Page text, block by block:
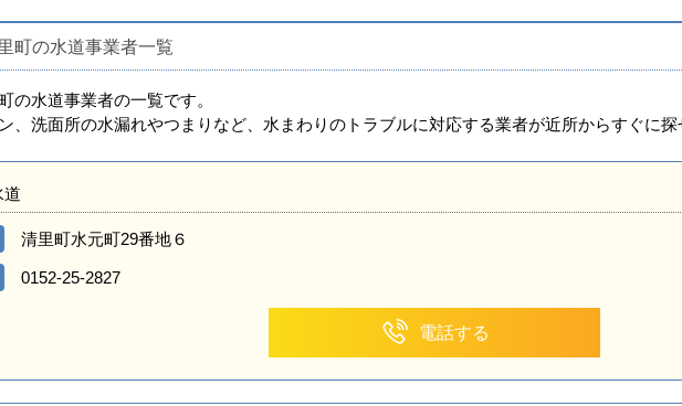
町の水道事業者一覧
の水道事業者の一覧です。
、洗面所の水漏れやつまりなど、水まわりのトラブルに対応する業者が近所からすぐに
道
清里町水元町29番地６
0152-25-2827
電話する